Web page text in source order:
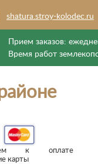
shatura.stroy-kolodec.ru
Прием заказов:
Время работ
к оплате
карты